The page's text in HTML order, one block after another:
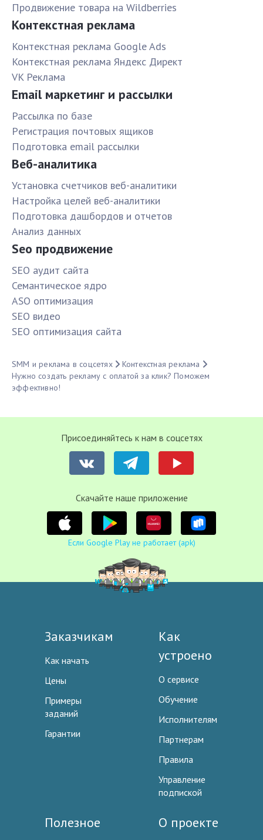
Продвижение товара на Wildberries
Контекстная реклама
Контекстная реклама Google Ads
Контекстная реклама Яндекс Директ
VK Реклама
Email маркетинг и рассылки
Рассылка по базе
Pегистрация почтовых ящиков
Подготовка email рассылки
Веб-аналитика
Установка счетчиков веб-аналитики
Настройка целей веб-аналитики
Подготовка дашбордов и отчетов
Анализ данных
Seo продвижение
SЕО аудит сайта
Семантическое ядро
ASO оптимизация
SЕО видео
SЕО оптимизация сайта
SMM и реклама в соцсетях
Контекстная реклама
Нужно создать рекламу с оплатой за клик? Поможем
эффективно!
Присоединяйтесь к нам в соцсетях
Cкачайте наше приложение
Если Google Play не работает (apk)
Заказчикам
Как начать
Цены
Примеры
заданий
Гарантии
Как
устроено
О сервисе
Обучение
Исполнителям
Партнерам
Правила
Управление
подпиской
Полезное О проекте